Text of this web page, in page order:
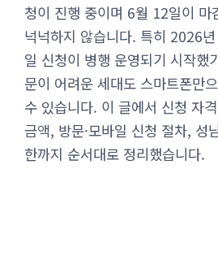
청이 진행 중이며 6월 12일이 마
넉넉하지 않습니다. 특히 2026
일 신청이 병행 운영되기 시작했
문이 어려운 세대도 스마트폰만
수 있습니다. 이 글에서 신청 자
금액, 방문·모바일 신청 절차, 성
한까지 순서대로 정리했습니다.